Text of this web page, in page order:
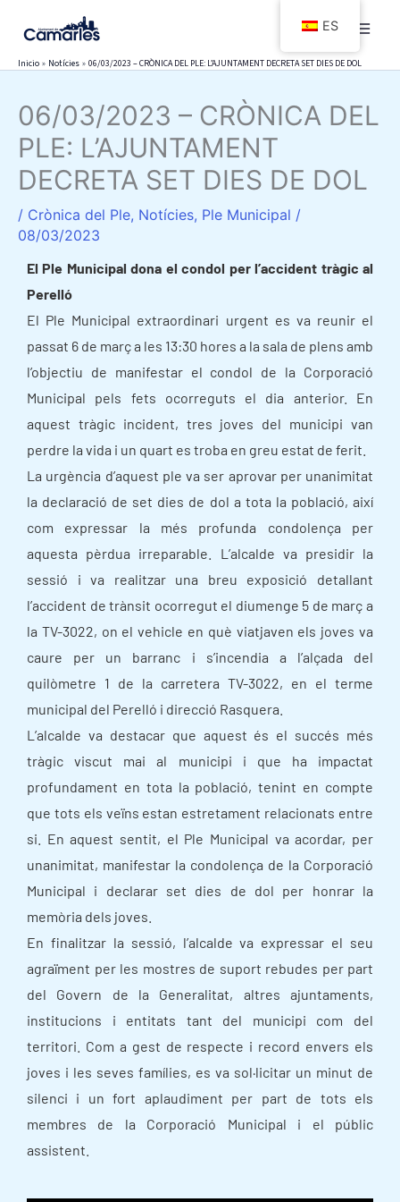
contenido
Inicio Notícies 06/03/2023 – CRÒNICA DEL PLE: L’AJUNTAMENT DECRETA SET DIES DE DOL
06/03/2023 – CRÒNICA DEL
PLE: L’AJUNTAMENT
DECRETA SET DIES DE DOL
/ Crònica del Ple, Notícies, Ple Municipal /
08/03/2023
El Ple Municipal dona el condol per l’accident tràgic al
Perelló
El Ple Municipal extraordinari urgent es va reunir el
passat 6 de març a les 13:30 hores a la sala de plens amb
l’objectiu de manifestar el condol de la Corporació
Municipal pels fets ocorreguts el dia anterior. En
aquest tràgic incident, tres joves del municipi van
perdre la vida i un quart es troba en greu estat de ferit.
La urgència d’aquest ple va ser aprovar per unanimitat
la declaració de set dies de dol a tota la població, així
com expressar la més profunda condolença per
aquesta pèrdua irreparable. L’alcalde va presidir la
sessió i va realitzar una breu exposició detallant
l’accident de trànsit ocorregut el diumenge 5 de març a
la TV-3022, on el vehicle en què viatjaven els joves va
caure per un barranc i s’incendia a l’alçada del
quilòmetre 1 de la carretera TV-3022, en el terme
municipal del Perelló i direcció Rasquera.
L’alcalde va destacar que aquest és el succés més
tràgic viscut mai al municipi i que ha impactat
profundament en tota la població, tenint en compte
que tots els veïns estan estretament relacionats entre
si. En aquest sentit, el Ple Municipal va acordar, per
unanimitat, manifestar la condolença de la Corporació
Municipal i declarar set dies de dol per honrar la
memòria dels joves.
En finalitzar la sessió, l’alcalde va expressar el seu
agraïment per les mostres de suport rebudes per part
del Govern de la Generalitat, altres ajuntaments,
institucions i entitats tant del municipi com del
territori. Com a gest de respecte i record envers els
joves i les seves famílies, es va sol·licitar un minut de
silenci i un fort aplaudiment per part de tots els
membres de la Corporació Municipal i el públic
assistent.
ES